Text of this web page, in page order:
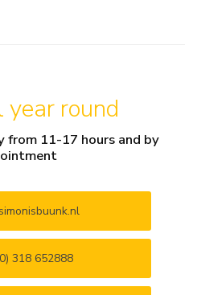
round
from 11-17 hours and by
318 652888